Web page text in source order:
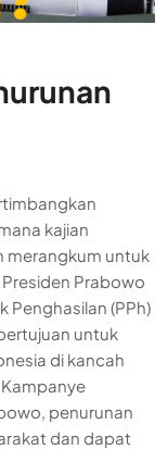
kajian
merangkum untuk
Presiden Prabowo
Penghasilan (PPh)
untuk
di kancah
Kampanye
penurunan
dan dapat